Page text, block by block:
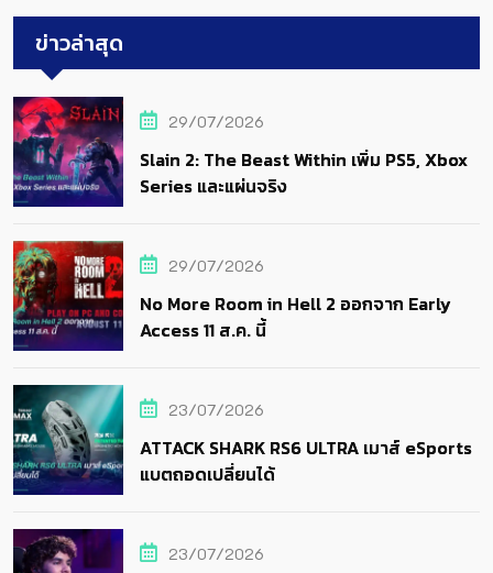
ข่าวล่าสุด
29/07/2026
Slain 2: The Beast Within เพิ่ม PS5, Xbox
Series และแผ่นจริง
29/07/2026
No More Room in Hell 2 ออกจาก Early
Access 11 ส.ค. นี้
23/07/2026
ATTACK SHARK RS6 ULTRA เมาส์ eSports
แบตถอดเปลี่ยนได้
23/07/2026